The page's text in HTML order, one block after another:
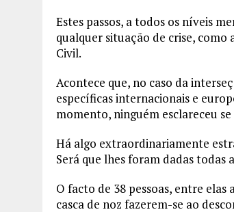
Estes passos, a todos os níveis
qualquer situação de crise,
Civil.
Acontece que, no caso da
específicas internacionais e
momento, ninguém esclareceu
Há algo extraordinariamente
Será que lhes foram dadas
O facto de 38 pessoas, entre
casca de noz fazerem-se ao